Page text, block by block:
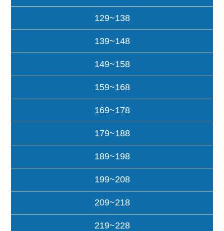
129~138
139~148
149~158
159~168
169~178
179~188
189~198
199~208
209~218
219~228